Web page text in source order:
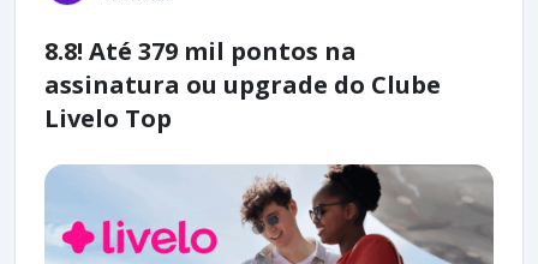
8.8! Até 379 mil pontos na
assinatura ou upgrade do Clube
Livelo Top